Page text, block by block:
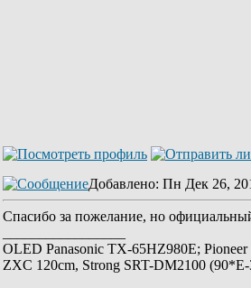
Добавлено: Пн Дек 26,
Спасибо за пожелание, но
OLED Panasonic TX-65HZ980E;
ZXC 120cm, Strong SRT-DM2100